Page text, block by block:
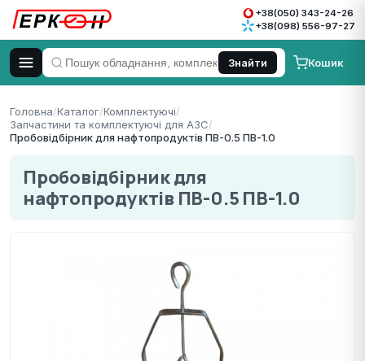
+38(050) 343-24-26
+38(098) 556-97-27
Знайти Кошик
Головна/Каталог/Комплектуючі/
Запчастини та комплектуючі для АЗС/
Пробовідбірник для нафтопродуктів ПВ-0.5 ПВ-1.0
Пробовідбірник для
нафтопродуктів ПВ-0.5 ПВ-1.0